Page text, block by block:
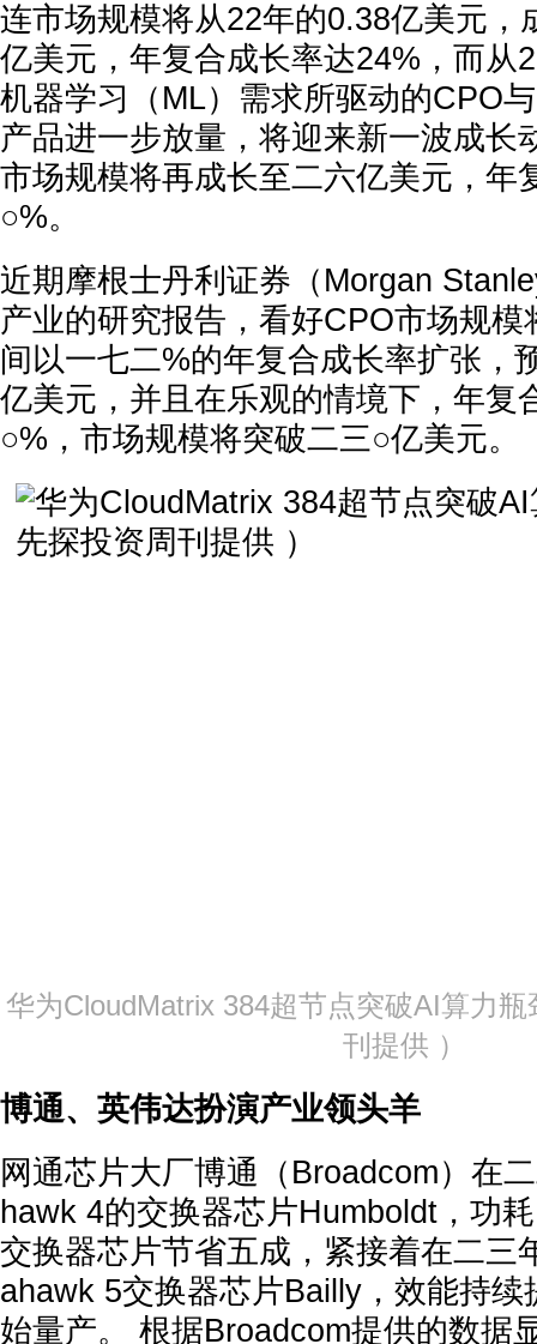
连市场规模将从22年的0.38亿美元，
亿美元，年复合成长率达24%，而从
机器学习（ML）需求所驱动的CPO
产品进一步放量，将迎来新一波成长
市场规模将再成长至二六亿美元，年
○%。
近期摩根士丹利证券（Morgan
产业的研究报告，看好CPO市场规
间以一七二%的年复合成长率扩张，
亿美元，并且在乐观的情境下，年复
○%，市场规模将突破二三○亿美元。
华为CloudMatrix 384超节点突破AI算力
刊提供 ）
博通、英伟达扮演产业领头羊
网通芯片大厂博通（Broadcom）在
hawk 4的交换器芯片Humboldt，功
交换器芯片节省五成，紧接着在二三
ahawk 5交换器芯片Bailly，效能持续
始量产。 根据Broadcom提供的数据